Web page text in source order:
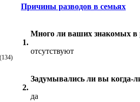
(134)
Причины разводов в семьях
1.
Много ли ваших знакомых в
отсутствуют
2.
Задумывались ли вы когда-
да